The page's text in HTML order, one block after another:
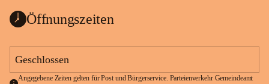
Öffnungszeiten
Geschlossen
Angegebene Zeiten gelten für Post und Bürgerservice. Parteienverkehr Gemeindeamt